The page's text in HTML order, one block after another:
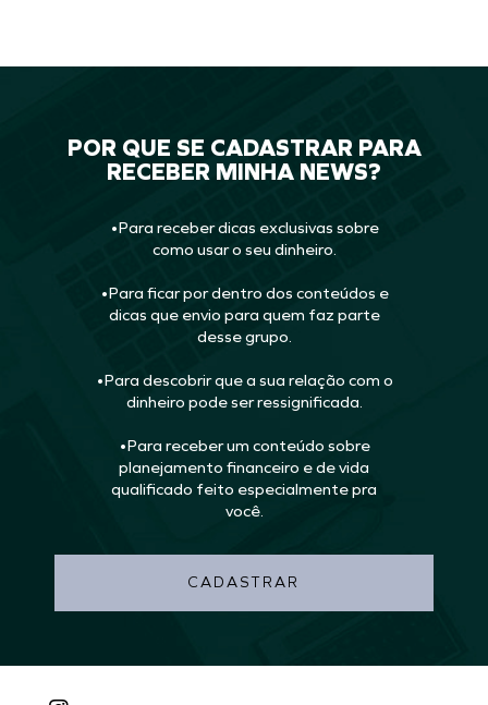
POR QUE SE CADASTRAR PARA
RECEBER MINHA NEWS?
•Para receber dicas exclusivas sobre
como usar o seu dinheiro.
•Para ficar por dentro dos conteúdos e
dicas que envio para quem faz parte
desse grupo.
•Para descobrir que a sua relação com o
dinheiro pode ser ressignificada.
•Para receber um conteúdo sobre
planejamento financeiro e de vida
qualificado feito especialmente pra
você.
CADASTRAR